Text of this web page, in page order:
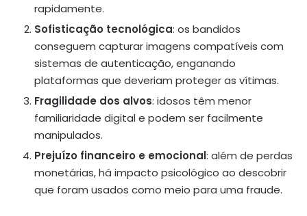
rapidamente.
Sofisticação tecnológica: os bandidos
conseguem capturar imagens compatíveis com
sistemas de autenticação, enganando
plataformas que deveriam proteger as vítimas.
Fragilidade dos alvos: idosos têm menor
familiaridade digital e podem ser facilmente
manipulados.
Prejuízo financeiro e emocional: além de perdas
monetárias, há impacto psicológico ao descobrir
que foram usados como meio para uma fraude.